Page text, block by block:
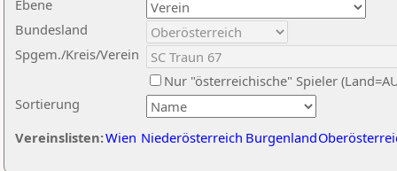
Ebene
Sortierung
Bundesland
Spgem./Kreis/Verein
Nur "österreichische" Spieler
Vereinslisten:Wien Niederösterreich Burgenland